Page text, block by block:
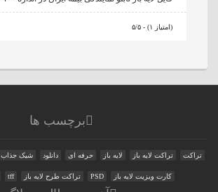
۵/۵ - (۱ امتیاز)
برچسب ها
تراکت تراکت لایه باز لایه باز حرفه ای دانلود شیک جذاب
کارت ویزیت لایه باز PSD تراکت طرح لایه باز tff